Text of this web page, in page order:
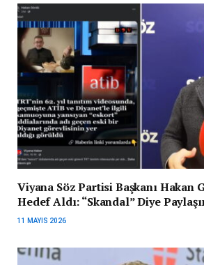
Viyana Söz Partisi Başkanı Hakan
Hedef Aldı: “Skandal” Diye
11 MAYIS 2026